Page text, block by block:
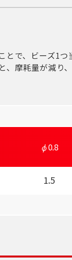
とで、ビーズ1つ
、摩耗量が減り
0.8
1.5